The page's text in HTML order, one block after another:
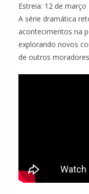
Estreia: 12 de março
A série dramática
acontecimentos na
explorando novos
de outros